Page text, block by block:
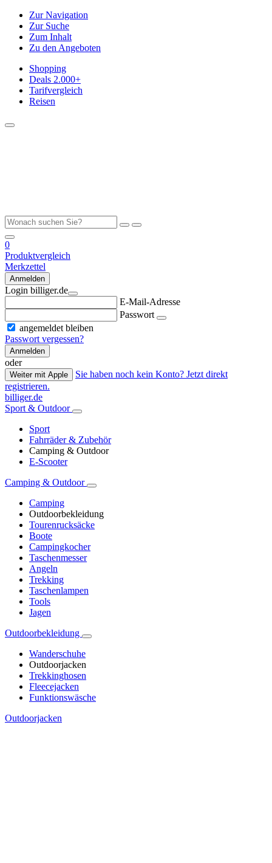
Zur Navigation
Zur Suche
Zum Inhalt
Zu den Angeboten
Shopping
Deals 2.000+
Tarifvergleich
Reisen
0
Produktvergleich
Merkzettel
Anmelden
Login billiger.de
E-Mail-Adresse
Passwort
angemeldet bleiben
Passwort vergessen?
Anmelden
oder
Weiter mit Apple
Sie haben noch kein Konto? Jetzt direkt
registrieren.
billiger.de
Sport & Outdoor
Sport
Fahrräder & Zubehör
Camping & Outdoor
E-Scooter
Camping & Outdoor
Camping
Outdoorbekleidung
Tourenrucksäcke
Boote
Campingkocher
Taschenmesser
Angeln
Trekking
Taschenlampen
Tools
Jagen
Outdoorbekleidung
Wanderschuhe
Outdoorjacken
Trekkinghosen
Fleecejacken
Funktionswäsche
Outdoorjacken